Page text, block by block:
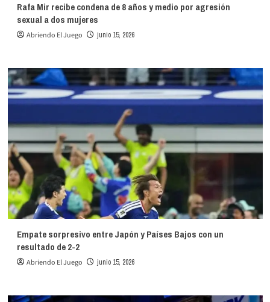
Rafa Mir recibe condena de 8 años y medio por agresión
sexual a dos mujeres
Abriendo El Juego junio 15, 2026
Empate sorpresivo entre Japón y Países Bajos con un
resultado de 2-2
Abriendo El Juego junio 15, 2026